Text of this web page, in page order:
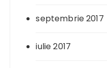
septembrie 2017
iulie 2017